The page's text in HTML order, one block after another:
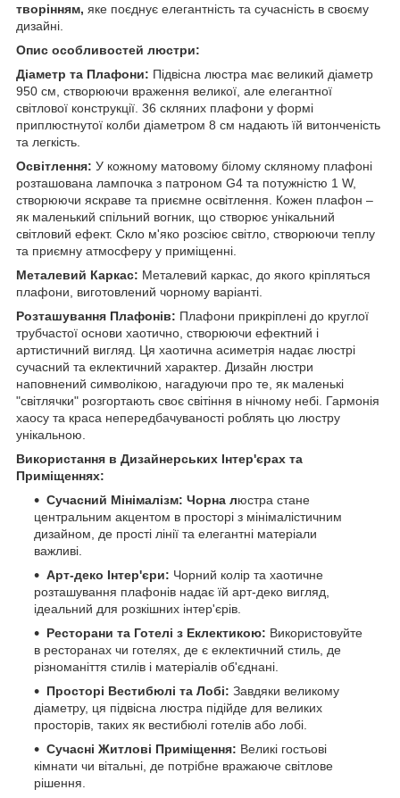
творінням, яке поєднує елегантність та сучасність в своєму
дизайні.
Опис особливостей люстри:
Діаметр та Плафони: Підвісна люстра має великий діаметр
950 см, створюючи враження великої, але елегантної
світлової конструкції. 36 скляних плафони у формі
приплюстнутої колби діаметром 8 см надають їй витонченість
та легкість.
Освітлення: У кожному матовому білому скляному плафоні
розташована лампочка з патроном G4 та потужністю 1 W,
створюючи яскраве та приємне освітлення. Кожен плафон –
як маленький спільний вогник, що створює унікальний
світловий ефект. Скло м'яко розсіює світло, створюючи теплу
та приємну атмосферу у приміщенні.
Металевий Каркас: Металевий каркас, до якого кріпляться
плафони, виготовлений чорному варіанті.
Розташування Плафонів: Плафони прикріплені до круглої
трубчастої основи хаотично, створюючи ефектний і
артистичний вигляд. Ця хаотична асиметрія надає люстрі
сучасний та еклектичний характер. Дизайн люстри
наповнений символікою, нагадуючи про те, як маленькі
"світлячки" розгортають своє світіння в нічному небі. Гармонія
хаосу та краса непередбачуваності роблять цю люстру
унікальною.
Використання в Дизайнерських Інтер'єрах та
Приміщеннях:
Сучасний Мінімалізм: Чорна люстра стане
центральним акцентом в просторі з мінімалістичним
дизайном, де прості лінії та елегантні матеріали
важливі.
Арт-деко Інтер'єри: Чорний колір та хаотичне
розташування плафонів надає їй арт-деко вигляд,
ідеальний для розкішних інтер'єрів.
Ресторани та Готелі з Еклектикою: Використовуйте
в ресторанах чи готелях, де є еклектичний стиль, де
різноманіття стилів і матеріалів об'єднані.
Просторі Вестибюлі та Лобі: Завдяки великому
діаметру, ця підвісна люстра підійде для великих
просторів, таких як вестибюлі готелів або лобі.
Сучасні Житлові Приміщення: Великі гостьові
кімнати чи вітальні, де потрібне вражаюче світлове
рішення.